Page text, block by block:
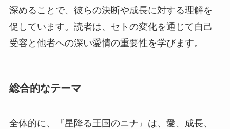
深めることで、彼らの決断や成長に対する理解を
促しています。読者は、セトの変化を通じて自己
受容と他者への深い愛情の重要性を学びます。
総合的なテーマ
全体的に、『星降る王国のニナ』は、愛、成長、